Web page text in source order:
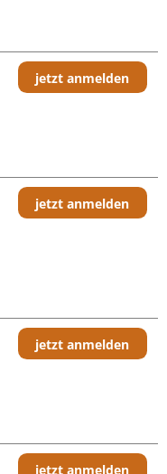
jetzt anmelden
jetzt anmelden
jetzt anmelden
jetzt anmelden